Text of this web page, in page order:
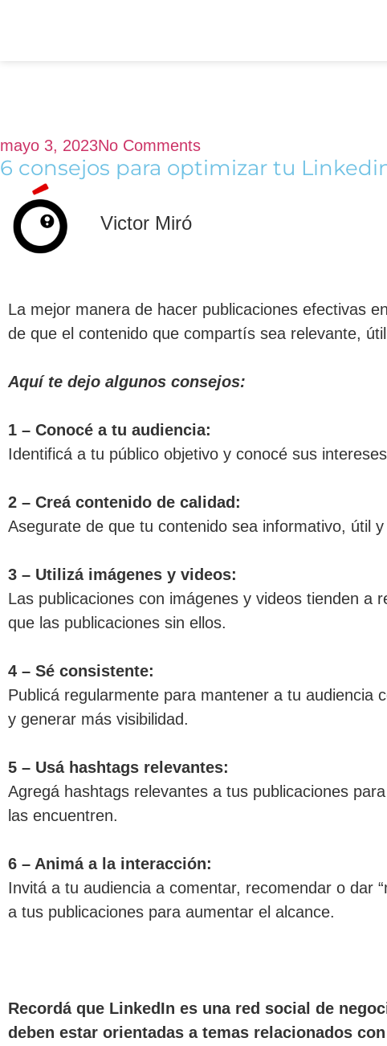
mayo 3, 2023No Comments
6 consejos para optimizar tu
Victor Miró
La mejor manera de hacer publicaciones efectivas
de que el contenido que compartís sea relevante,
Aquí te dejo algunos consejos:
1 – Conocé a tu audiencia:
Identificá a tu público objetivo y conocé sus
2 – Creá contenido de calidad:
Asegurate de que tu contenido sea informativo, útil y
3 – Utilizá imágenes y videos:
Las publicaciones con imágenes y videos tienden a
que las publicaciones sin ellos.
4 – Sé consistente:
Publicá regularmente para mantener a tu audiencia
y generar más visibilidad.
5 – Usá hashtags relevantes:
Agregá hashtags relevantes a tus publicaciones
las encuentren.
6 – Animá a la interacción:
Invitá a tu audiencia a comentar, recomendar o dar
a tus publicaciones para aumentar el alcance.
Recordá que LinkedIn es una red social de
deben estar orientadas a temas relacionados